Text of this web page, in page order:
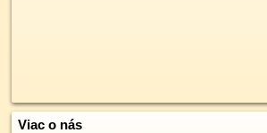
Viac o nás